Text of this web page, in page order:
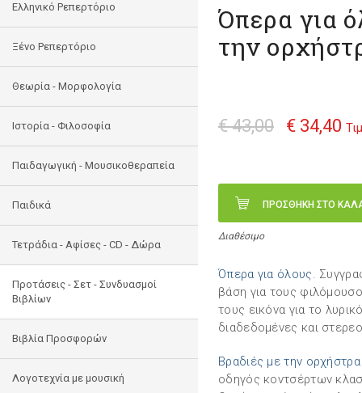
Ελληνικό Ρεπερτόριο
Ξένο Ρεπερτόριο
Θεωρία - Μορφολογία
Ιστορία - Φιλοσοφία
Παιδαγωγική - Μουσικοθεραπεία
Παιδικά
Τετράδια - Αφίσες - CD - Δώρα
Προτάσεις - Σετ - Συνδυασμοί
Βιβλίων
Βιβλία Προσφορών
Λογοτεχνία με μουσική
Όπερα για
την
€ 43,00 € 34,40
ΠΡΟΣΘΗΚΗ ΣΤΟ
Διαθέσιμο
Όπερα για όλους.
βάση για τους
τους εικόνα για το
διαδεδομένες και
Βραδιές με την ορχήστρα
οδηγός κοντσέρτων